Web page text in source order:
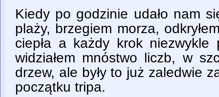
Kiedy po godzinie udało nam
plaży, brzegiem morza,
ciepła a każdy krok niezwykle
widziałem mnóstwo liczb, w
drzew, ale były to już zaledwie
początku tripa.